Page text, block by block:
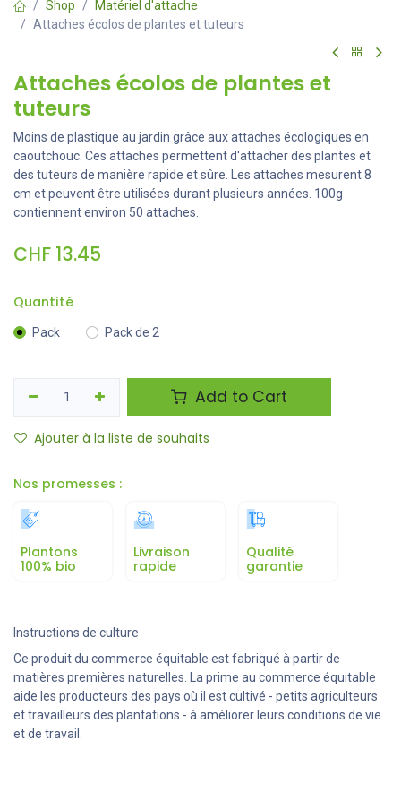
Shop
Matériel d'attache
Attaches écolos de plantes et tuteurs
Attaches écolos de plantes et
tuteurs
Moins de plastique au jardin grâce aux attaches écologiques en
caoutchouc. Ces attaches permettent d'attacher des plantes et
des tuteurs de manière rapide et sûre. Les attaches mesurent 8
cm et peuvent être utilisées durant plusieurs années. 100g
contiennent environ 50 attaches.
CHF 13.45
Quantité
Pack Pack de 2
Add to Cart
Ajouter à la liste de souhaits
Nos promesses :
Plantons
100% bio
Livraison
rapide
Qualité
garantie
Instructions de culture
Ce produit du commerce équitable est fabriqué à partir de
matières premières naturelles. La prime au commerce équitable
aide les producteurs des pays où il est cultivé - petits agriculteurs
et travailleurs des plantations - à améliorer leurs conditions de vie
et de travail.